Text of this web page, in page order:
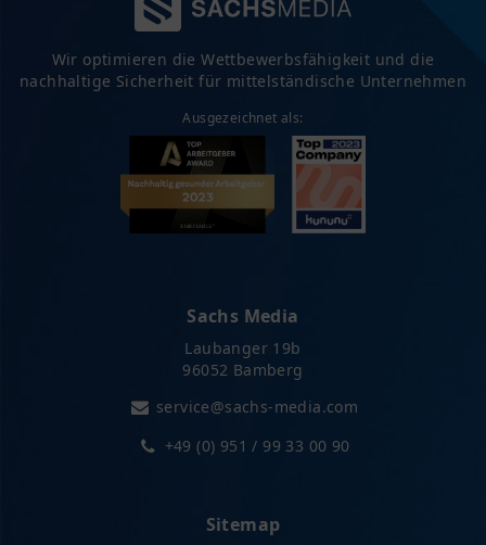
Wir optimieren die Wettbewerbsfähigkeit und die
nachhaltige Sicherheit für mittelständische Unternehmen
Ausgezeichnet als:
Sachs Media
Laubanger 19b
96052 Bamberg
service@sachs-media.com
+49 (0) 951 / 99 33 00 90
Sitemap